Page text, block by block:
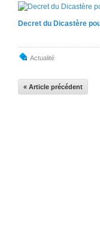
Decret du Dicastère
Actualité
« Article précédent